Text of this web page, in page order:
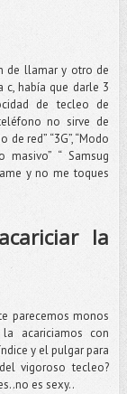
de llamar y otro de
c, había que darle 3
de tecleo de
no sirve de
red” “3G”, “Modo
masivo” “ Samsug
y no me toques
la
parecemos monos
acariciamos con
y el pulgar para
vigoroso tecleo?
es sexy..